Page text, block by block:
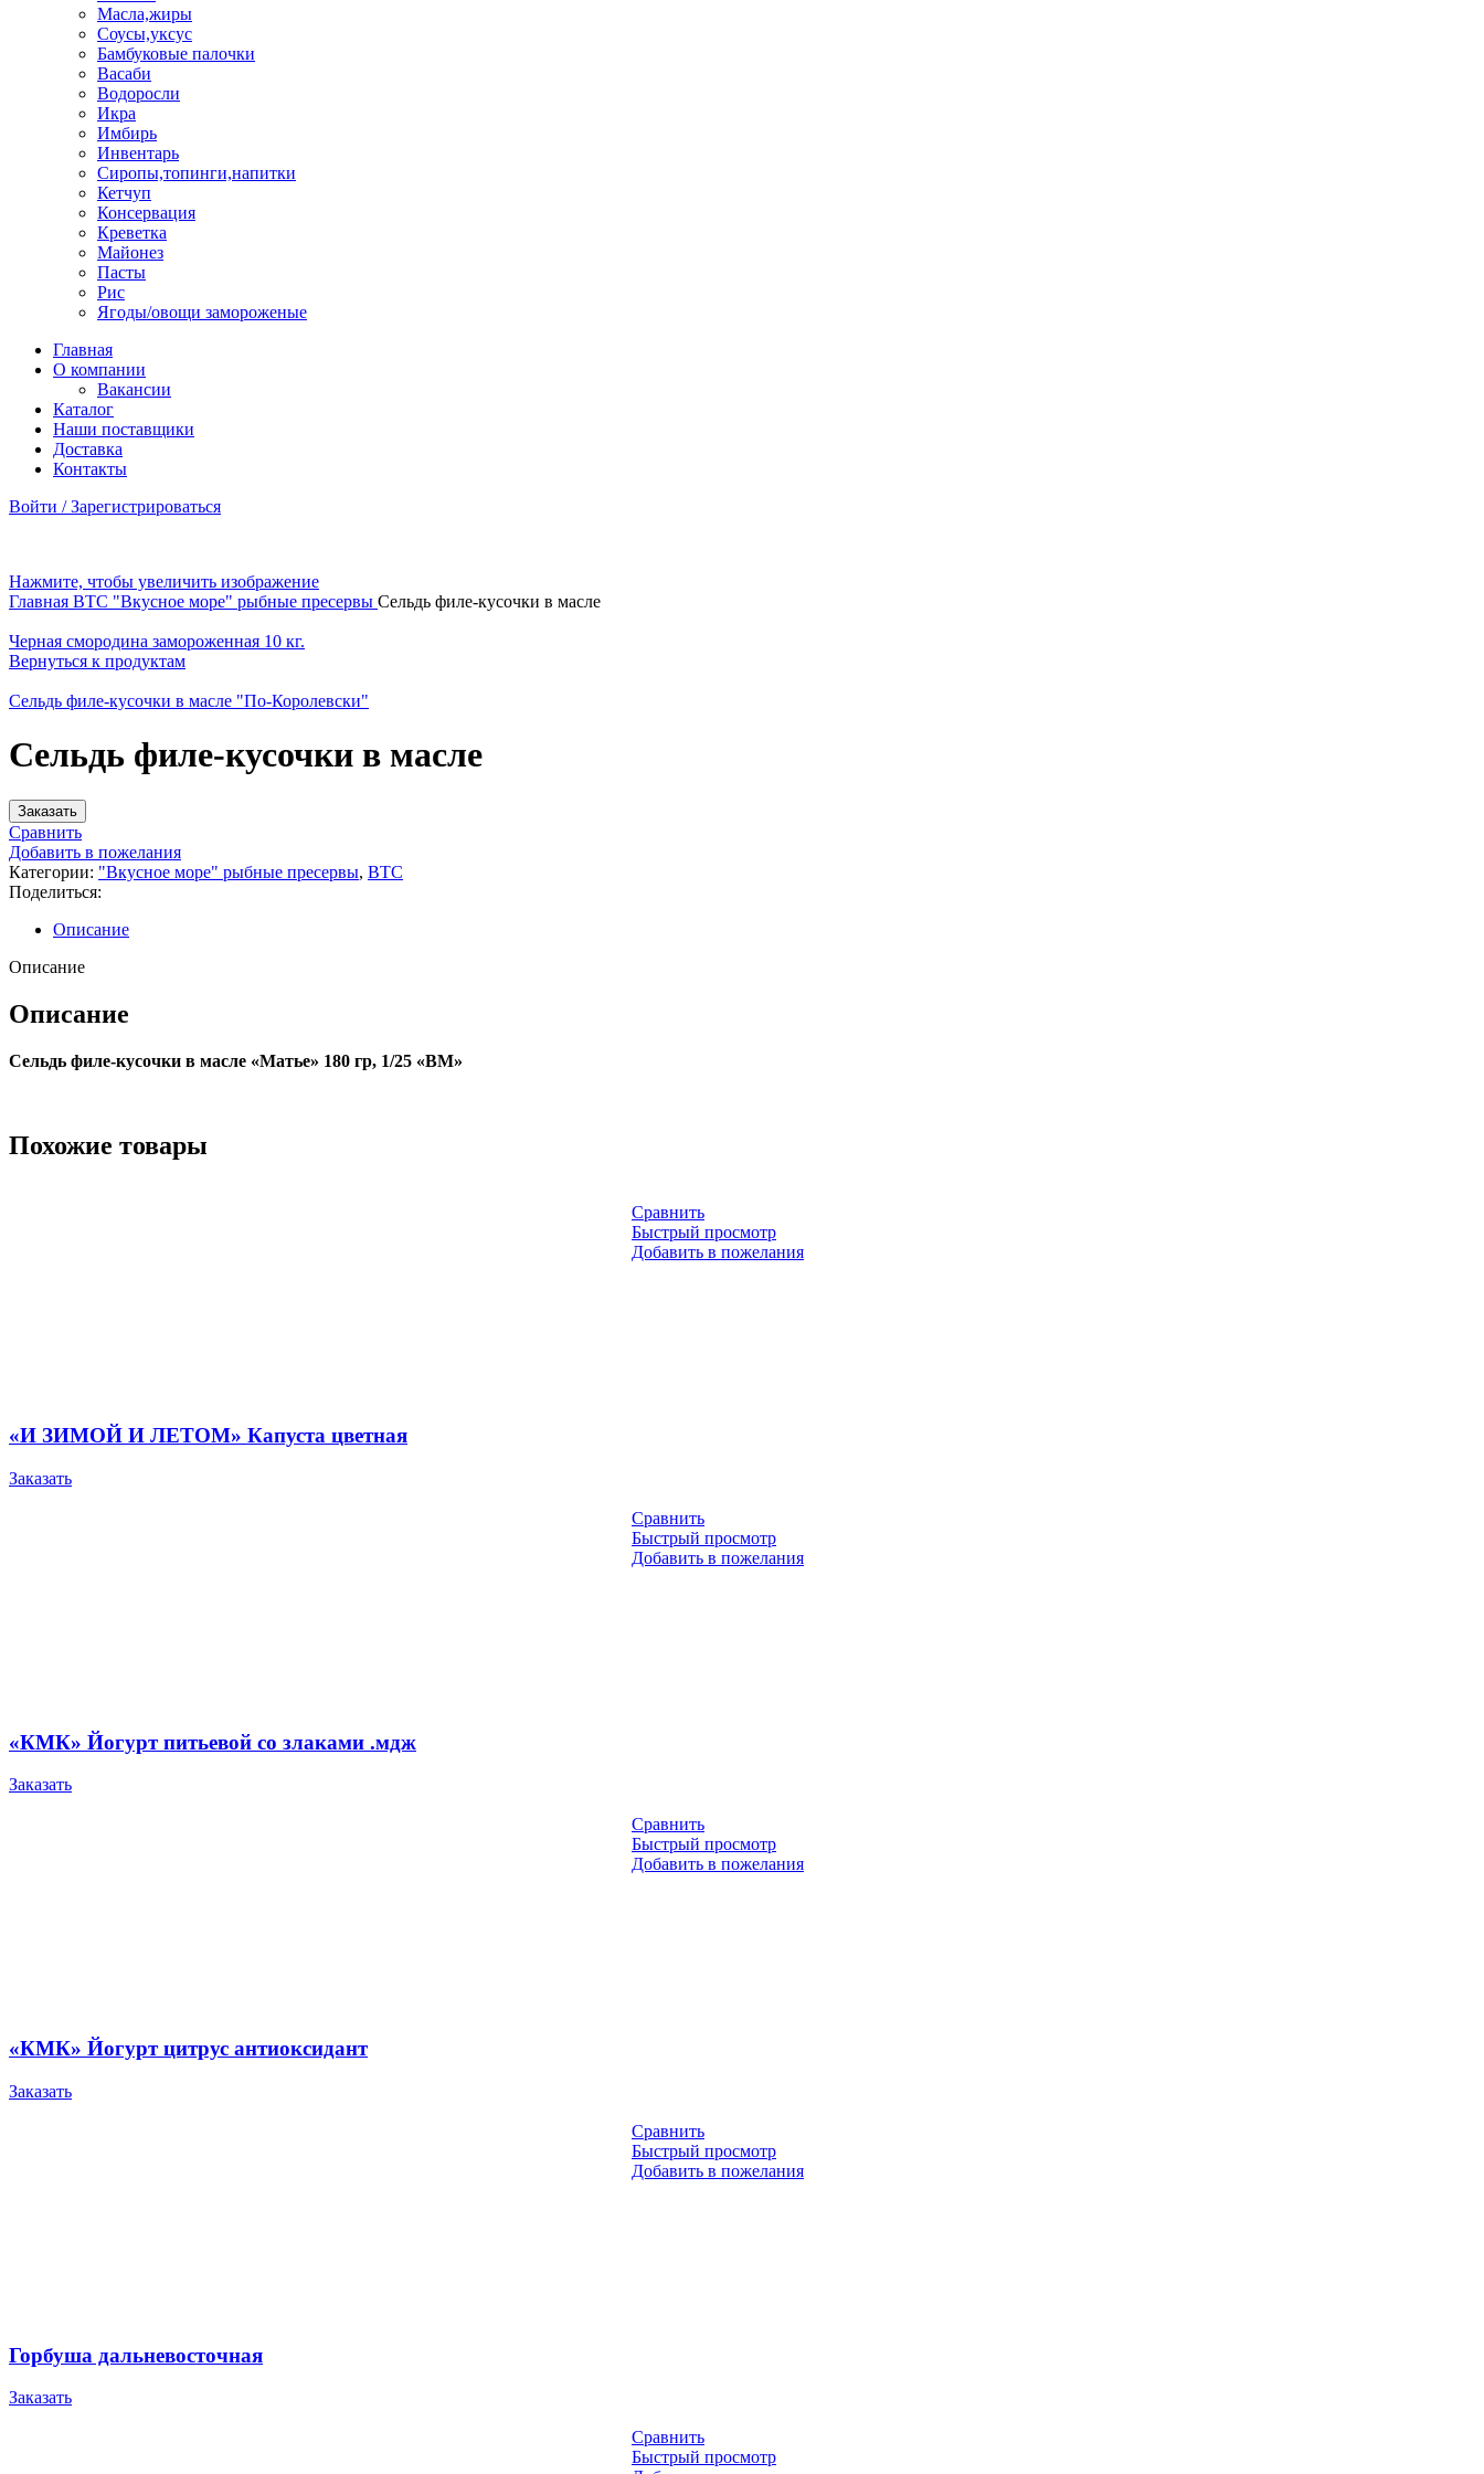
Масла,жиры
Соусы,уксус
Бамбуковые палочки
Васаби
Водоросли
Икра
Имбирь
Инвентарь
Сиропы,топинги,напитки
Кетчуп
Консервация
Креветка
Майонез
Пасты
Рис
Ягоды/овощи замороженые
Главная
О компании
Вакансии
Каталог
Наши поставщики
Доставка
Контакты
Войти / Зарегистрироваться
Нажмите, чтобы увеличить изображение
Главная BTC "Вкусное море" рыбные пресервы Сельдь филе-кусочки в масле
Черная смородина замороженная 10 кг.
Вернуться к продуктам
Сельдь филе-кусочки в масле "По-Королевски"
Сельдь филе-кусочки в масле
Заказать
Сравнить
Добавить в пожелания
Категории: "Вкусное море" рыбные пресервы, BTC
Поделиться:
Описание
Описание
Описание
Сельдь филе-кусочки в масле «Матье» 180 гр, 1/25 «ВМ»
Похожие товары
Сравнить
Быстрый просмотр
Добавить в пожелания
«И ЗИМОЙ И ЛЕТОМ» Капуста цветная
Заказать
Сравнить
Быстрый просмотр
Добавить в пожелания
«КМК» Йогурт питьевой со злаками .мдж
Заказать
Сравнить
Быстрый просмотр
Добавить в пожелания
«КМК» Йогурт цитрус антиоксидант
Заказать
Сравнить
Быстрый просмотр
Добавить в пожелания
Горбуша дальневосточная
Заказать
Сравнить
Быстрый просмотр